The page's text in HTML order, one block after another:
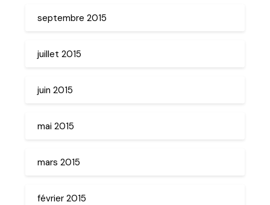
septembre 2015
juillet 2015
juin 2015
mai 2015
mars 2015
février 2015